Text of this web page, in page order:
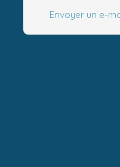
Envoyer un e-